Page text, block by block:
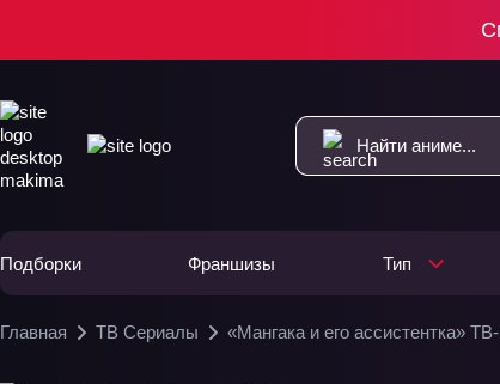
Подборки Франшизы Тип
Главная ТВ Сериалы «Мангака и его ассистентка» ТВ-